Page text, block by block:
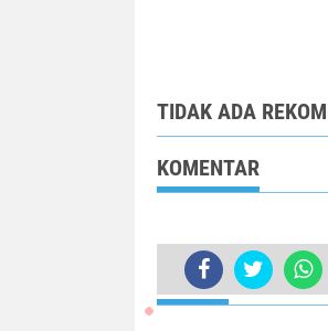
TIDAK ADA
KOMENTAR
TERKINI